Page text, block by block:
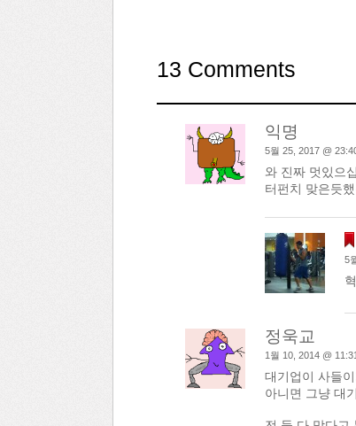
13 Comments
익명
5월 25, 2017 @
와 진짜 멋있으
터펀치 맞은듯
5
정욱교
1월 10, 2014 @ 11:31
대기업이 사들
아니면 그냥 대